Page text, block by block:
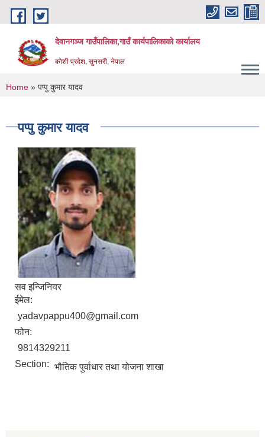
Skip to main content
देवानगञ्ज गाउँपालिका,गाउँ कार्यपालिकाको कार्यालय
कोशी प्रदेश, सुनसरी, नेपाल
You are here
Home » पप्पु कुमार यादव
पप्पु कुमार यादव
सव इन्जिनियर
ईमेल:
yadavpappu400@gmail.com
फोन:
9814329211
Section: भौतिक पुर्वाधार तथा योजना शाखा